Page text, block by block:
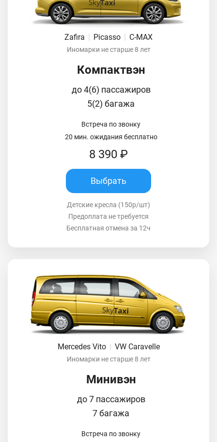
Zafira | Picasso | C-MAX
Иномарки не старше 8 лет
Компактвэн
до 4(6) пассажиров
5(2) багажа
Встреча по звонку
20 мин. ожидания бесплатно
8 390 ₽
Выбрать
Детские кресла (150р/шт)
Предоплата не требуется
Бесплатная отмена за 12ч
Mercedes Vito VW Caravelle
Иномарки не старше 8 лет
Минивэн
до 7 пассажиров
7 багажа
Встреча по звонку